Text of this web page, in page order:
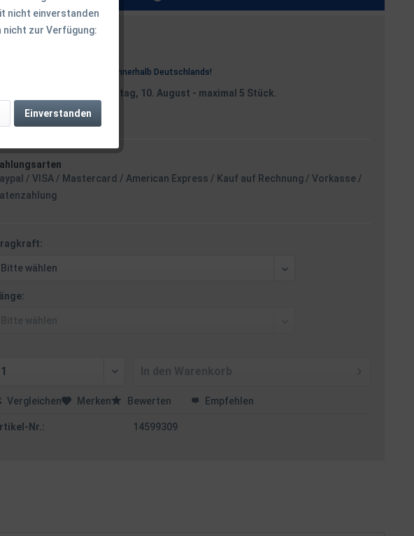
€ *
innerhalb Deutschlands!
Versand am Montag, 10. August - maximal 5 Stück.
/ VISA / Mastercard / American Express / Kauf auf Rechnung / Vorkasse /
Vergleichen Merken Bewerten Empfehlen
Nr.: 14599309
nicht einverstanden
nicht zur Verfügung:
Einverstanden